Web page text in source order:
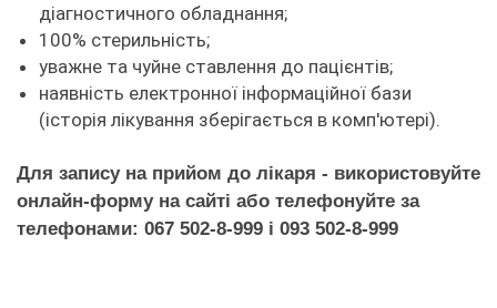
діагностичного обладнання;
100% стерильність;
уважне та чуйне ставлення до пацієнтів;
наявність електронної інформаційної бази
(історія лікування зберігається в комп'ютері).
Для запису на прийом до лікаря - використовуйте
онлайн-форму на сайті або телефонуйте за
телефонами: 067 502-8-999 і 093 502-8-999